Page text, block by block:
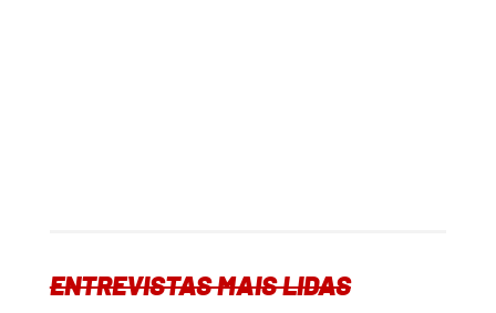
ENTREVISTAS MAIS LIDAS